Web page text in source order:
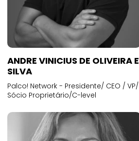
ANDRE VINICIUS DE OLIVEIRA E
SILVA
Palco! Network - Presidente/ CEO / VP/
Sócio Proprietário/C-level